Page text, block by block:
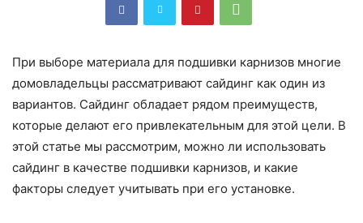
При выборе материала для подшивки карнизов многие
домовладельцы рассматривают сайдинг как один из
вариантов. Сайдинг обладает рядом преимуществ,
которые делают его привлекательным для этой цели. В
этой статье мы рассмотрим, можно ли использовать
сайдинг в качестве подшивки карнизов, и какие
факторы следует учитывать при его установке.